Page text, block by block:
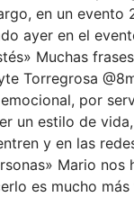
en un
ayer en el
Muchas
Torregrosa
por
un estilo de
y en las
Mario
es mucho